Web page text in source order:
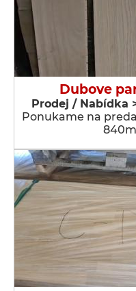
Dubove
Prodej / Nabídka
Ponukame na